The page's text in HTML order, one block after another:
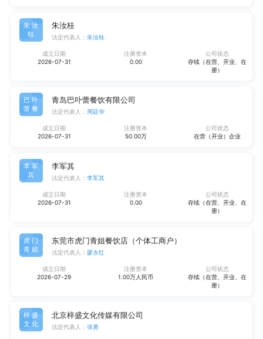
朱汝
桂
朱汝桂
法定代表人： 朱汝桂
成立日期
2026-07-31
注册资本
0.00
公司状态
存续（在营、开业、在
册）
巴卟
蕾餐
青岛巴卟蕾餐饮有限公司
法定代表人： 周廷华
成立日期
2026-07-31
注册资本
50.00万
公司状态
在营（开业）企业
李军
其
李军其
法定代表人： 李军其
成立日期
2026-07-31
注册资本
0.00
公司状态
存续（在营、开业、在
册）
虎门
青姐
东莞市虎门青姐餐饮店（个体工商户）
法定代表人： 廖永红
成立日期
2026-07-29
注册资本
1.00万人民币
公司状态
存续（在营、开业、在
册）
梓盛
文化
北京梓盛文化传媒有限公司
法定代表人： 张勇